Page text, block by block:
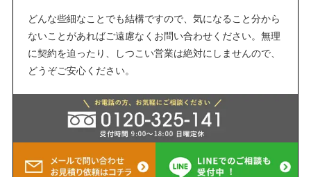
どんな些細なことでも結構ですので、気になること分から
ないことがあればご遠慮なくお問い合わせください。無理
に契約を迫ったり、しつこい営業は絶対にしませんので、
どうぞご安心ください。